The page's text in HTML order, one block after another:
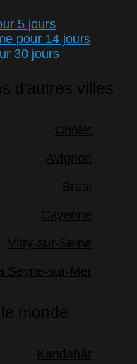
5 jours
pour 14 jours
30 jours
d'autres villes
Cholet
Avignon
Brest
Cayenne
Vitry-sur-Seine
Seyne-sur-Mer
monde
Kandahâr